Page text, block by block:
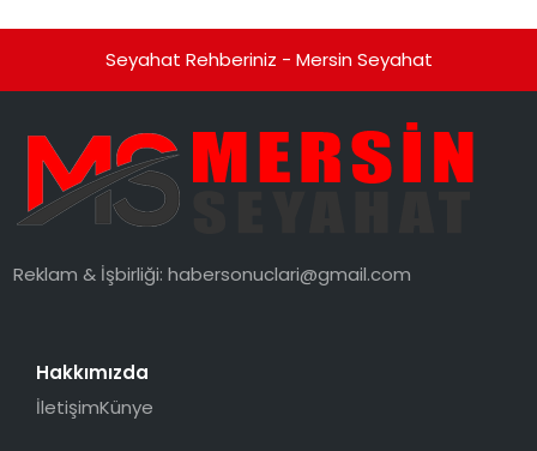
Seyahat Rehberiniz - Mersin Seyahat
Reklam & İşbirliği:habersonuclari@gmail.com
Hakkımızda
İletişimKünye